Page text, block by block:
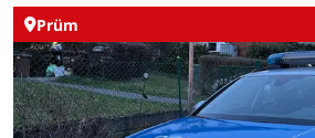
Prüm